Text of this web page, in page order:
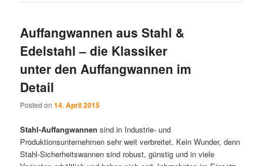
Auffangwannen aus Stahl &
Edelstahl – die Klassiker
unter den Auffangwannen im
Detail
Posted on14. April 2015
Stahl-Auffangwannen sind in Industrie- und
Produktionsunternehmen sehr weit verbreitet. Kein Wunder, denn
Stahl-Sicherheitswannen sind robust, günstig und in viele